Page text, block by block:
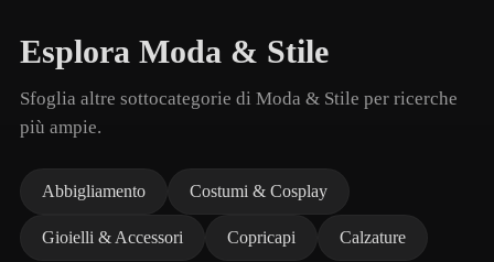
Esplora Moda & Stile
Sfoglia altre sottocategorie di Moda & Stile per ricerche
più ampie.
Abbigliamento Costumi & Cosplay
Gioielli & Accessori Copricapi Calzature